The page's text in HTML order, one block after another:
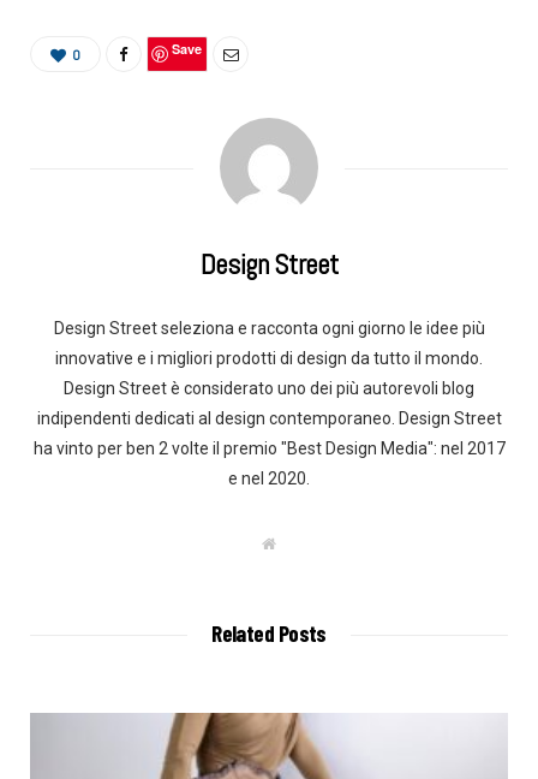
0 Save
Design Street
Design Street seleziona e racconta ogni giorno le idee più
innovative e i migliori prodotti di design da tutto il mondo.
Design Street è considerato uno dei più autorevoli blog
indipendenti dedicati al design contemporaneo. Design Street
ha vinto per ben 2 volte il premio "Best Design Media": nel 2017
e nel 2020.
W
Related Posts